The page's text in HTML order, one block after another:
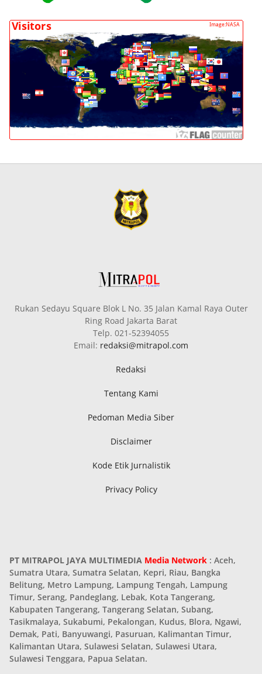
Rukan Sedayu Square Blok L No. 35 Jalan Kamal Raya Outer
Ring Road Jakarta Barat
Telp. 021-52394055
Email: redaksi@mitrapol.com
Redaksi
Tentang Kami
Pedoman Media Siber
Disclaimer
Kode Etik Jurnalistik
Privacy Policy
PT MITRAPOL JAYA MULTIMEDIA Media Network : Aceh,
Sumatra Utara, Sumatra Selatan, Kepri, Riau, Bangka
Belitung, Metro Lampung, Lampung Tengah, Lampung
Timur, Serang, Pandeglang, Lebak, Kota Tangerang,
Kabupaten Tangerang, Tangerang Selatan, Subang,
Tasikmalaya, Sukabumi, Pekalongan, Kudus, Blora, Ngawi,
Demak, Pati, Banyuwangi, Pasuruan, Kalimantan Timur,
Kalimantan Utara, Sulawesi Selatan, Sulawesi Utara,
Sulawesi Tenggara, Papua Selatan.